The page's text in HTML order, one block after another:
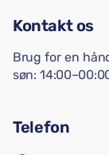
Kontakt os
Brug for en
søn:
Telefon